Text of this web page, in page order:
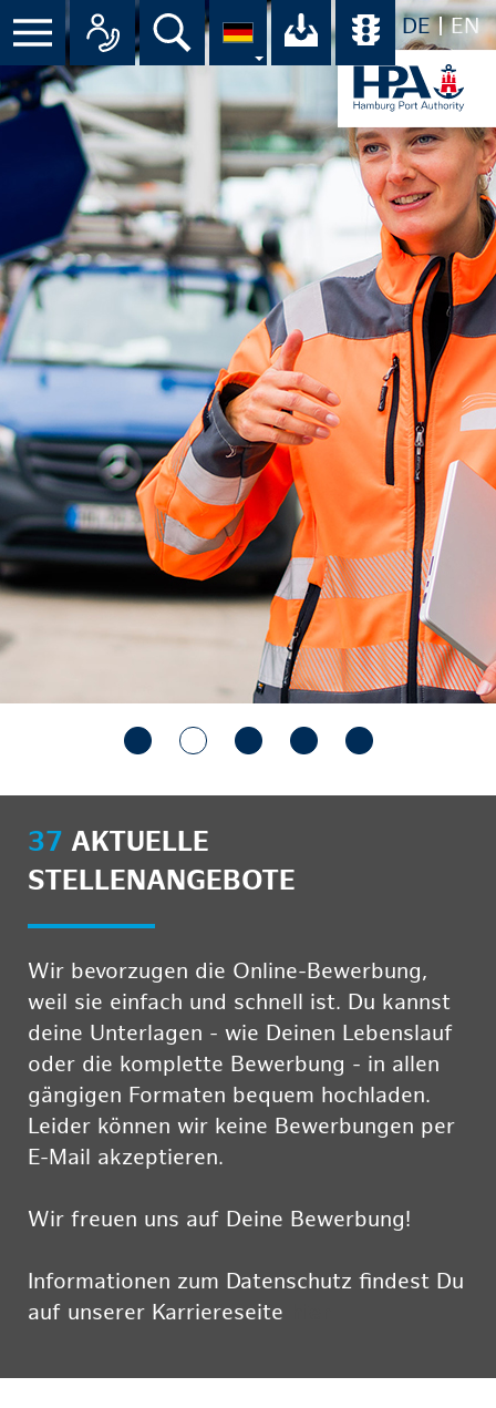
DE EN
Menü Alle Ansprechpartner im
Suche Ihr Download-
37 AKTUELLE
STELLENANGEBOTE
Wir bevorzugen die Online-Bewerbung,
weil sie einfach und schnell ist. Du kannst
deine Unterlagen - wie Deinen Lebenslauf
oder die komplette Bewerbung - in allen
gängigen Formaten bequem hochladen.
Leider können wir keine Bewerbungen per
E-Mail akzeptieren.
Wir freuen uns auf Deine Bewerbung!
Informationen zum Datenschutz findest Du
auf unserer Karriereseite